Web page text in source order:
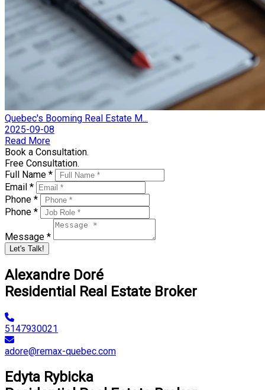
Quebec's Booming Real Estate M...
2025-09-08
Read More
Book a Consultation.
Free Consultation.
Full Name *
Email *
Phone *
Phone *
Message *
Let's Talk!
Alexandre Doré
Residential Real Estate Broker
5147930021
adore@remax-quebec.com
Edyta Rybicka